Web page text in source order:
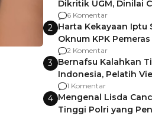
Dikritik UGM, Dinilai
Gagalnya Negara
6 Komentar
2 Harta Kekayaan Iptu
Oknum KPK
Pemalang
2 Komentar
3 Bernafsu Kalahkan
Indonesia, Pelatih
Berencana Pakai
1 Komentar
4 Mengenal Lisda
Tinggi Polri yang